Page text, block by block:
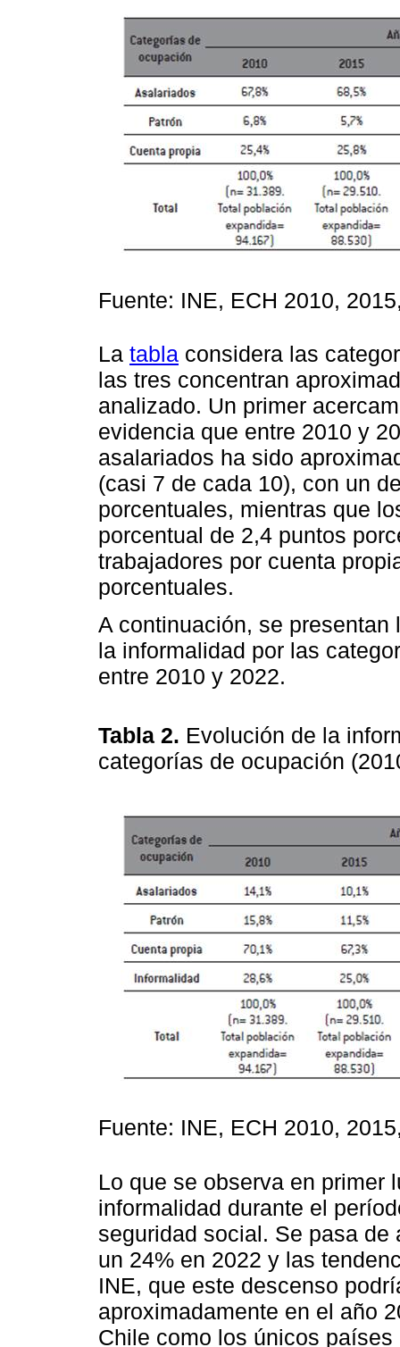
Fuente: INE, ECH 2010,
La tabla considera las
las tres concentran
analizado. Un primer
evidencia que entre 2010 y
asalariados ha sido
(casi 7 de cada 10), con un
porcentuales, mientras que
porcentual de 2,4 puntos
trabajadores por cuenta
porcentuales.
A continuación, se
la informalidad por las
entre 2010 y 2022.
Tabla 2. Evolución de la
categorías de ocupación
Fuente: INE, ECH 2010,
Lo que se observa en primer
informalidad durante el
seguridad social. Se pasa de
un 24% en 2022 y las
INE, que este descenso
aproximadamente en el año
Chile como los únicos